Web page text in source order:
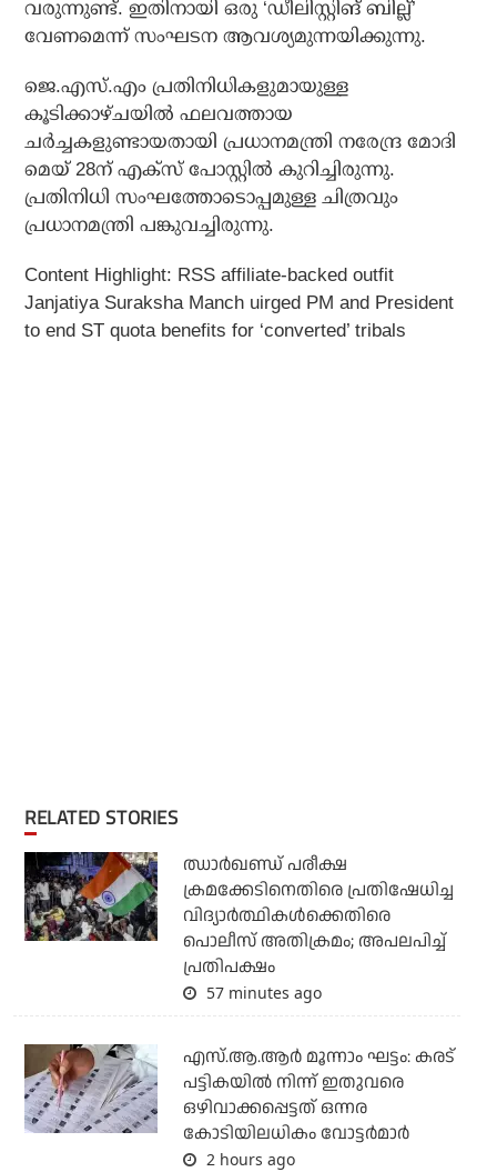
വരുന്നുണ്ട്. ഇതിനായി ഒരു ‘ഡീലിസ്റ്റിങ് ബില്ല്’
വേണമെന്ന് സംഘടന ആവശ്യമുന്നയിക്കുന്നു.
ജെ.എസ്.എം പ്രതിനിധികളുമായുള്ള
കൂടിക്കാഴ്ചയില്‍ ഫലവത്തായ
ചര്‍ച്ചകളുണ്ടായതായി പ്രധാനമന്ത്രി നരേന്ദ്ര മോദി
മെയ് 28ന് എക്‌സ് പോസ്റ്റില്‍ കുറിച്ചിരുന്നു.
പ്രതിനിധി സംഘത്തോടൊപ്പമുള്ള ചിത്രവും
പ്രധാനമന്ത്രി പങ്കുവച്ചിരുന്നു.
Content Highlight: RSS affiliate-backed outfit
Janjatiya Suraksha Manch uirged PM and President
to end ST quota benefits for ‘converted’ tribals
RELATED STORIES
ഝാര്‍ഖണ്ഡ് പരീക്ഷ
ക്രമക്കേടിനെതിരെ പ്രതിഷേധിച്ച
വിദ്യാര്‍ത്ഥികള്‍ക്കെതിരെ
പൊലീസ് അതിക്രമം; അപലപിച്ച്
പ്രതിപക്ഷം
57 minutes ago
എസ്.ആ.ആര്‍ മൂന്നാം ഘട്ടം: കരട്
പട്ടികയില്‍ നിന്ന് ഇതുവരെ
ഒഴിവാക്കപ്പെട്ടത് ഒന്നര
കോടിയിലധികം വോട്ടര്‍മാര്‍
2 hours ago